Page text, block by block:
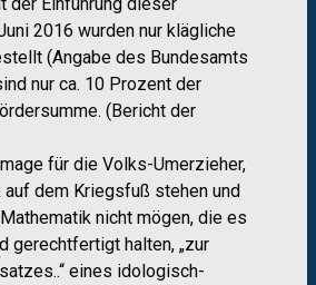
2016 wurden nur klägliche
(Angabe des Bundesamts
nur ca. 10 Prozent der
(Bericht der
für die Volks-Umerzieher,
dem Kriegsfuß stehen und
nicht mögen, die es
gerechtfertigt halten, „zur
eines idologisch-